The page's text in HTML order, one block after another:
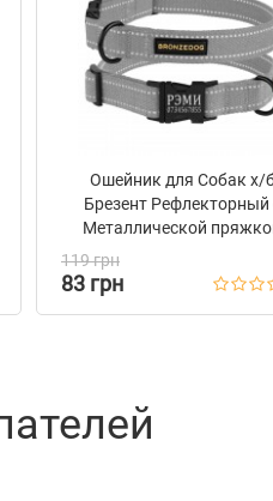
Ошейник для Собак х/
Брезент Рефлекторный
Металлической
Bronzedog Сotton Серый
119 грн
83 грн